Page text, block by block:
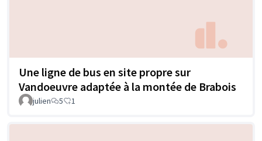
Une ligne de bus en site propre sur
Vandoeuvre adaptée à la montée de Brabois
julien 5 1